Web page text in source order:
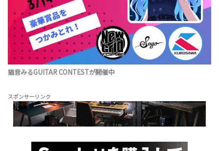
猫音みるGUITAR CONTESTが開催中
スポンサーリンク